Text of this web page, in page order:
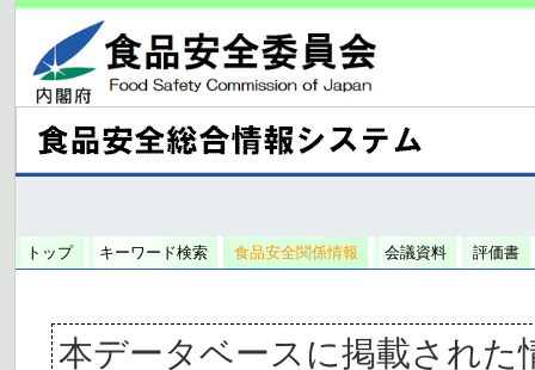
トップ キーワード検索 食品安全関係情報 会議資料 評価書
本データベースに掲載された